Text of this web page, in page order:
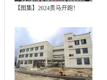
【图集】2024贵马开跑！